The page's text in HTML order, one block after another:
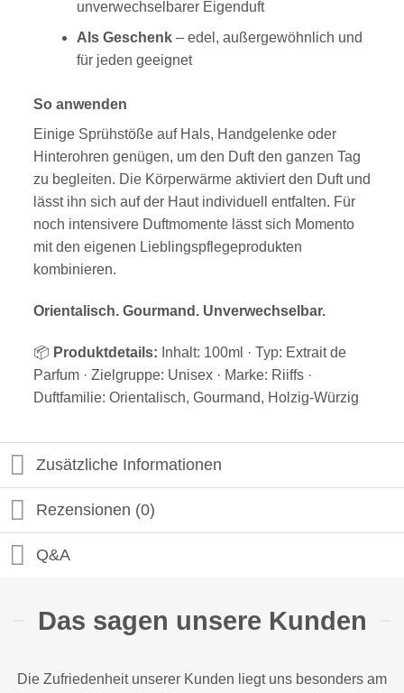
unverwechselbarer Eigenduft
Als Geschenk– edel, außergewöhnlich und
für jeden geeignet
So anwenden
Einige Sprühstöße auf Hals, Handgelenke oder
Hinterohren genügen, um den Duft den ganzen Tag
zu begleiten. Die Körperwärme aktiviert den Duft und
lässt ihn sich auf der Haut individuell entfalten. Für
noch intensivere Duftmomente lässt sich Momento
mit den eigenen Lieblingspflegeprodukten
kombinieren.
Orientalisch. Gourmand. Unverwechselbar.
📦 Produktdetails: Inhalt: 100ml · Typ: Extrait de
Parfum · Zielgruppe: Unisex · Marke: Riiffs ·
Duftfamilie: Orientalisch, Gourmand, Holzig-Würzig
Zusätzliche Informationen
Rezensionen (0)
Q&A
Das sagen unsere Kunden
Die Zufriedenheit unserer Kunden liegt uns besonders am